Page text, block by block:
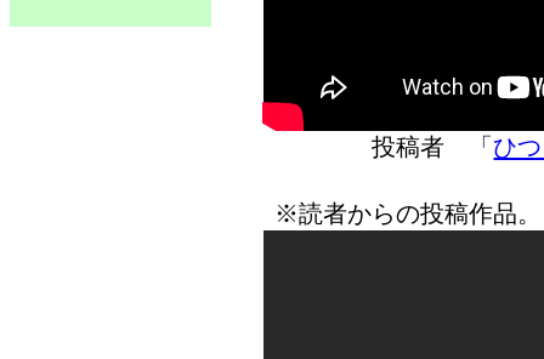
投稿者 「 ひ
※読者からの投稿作品